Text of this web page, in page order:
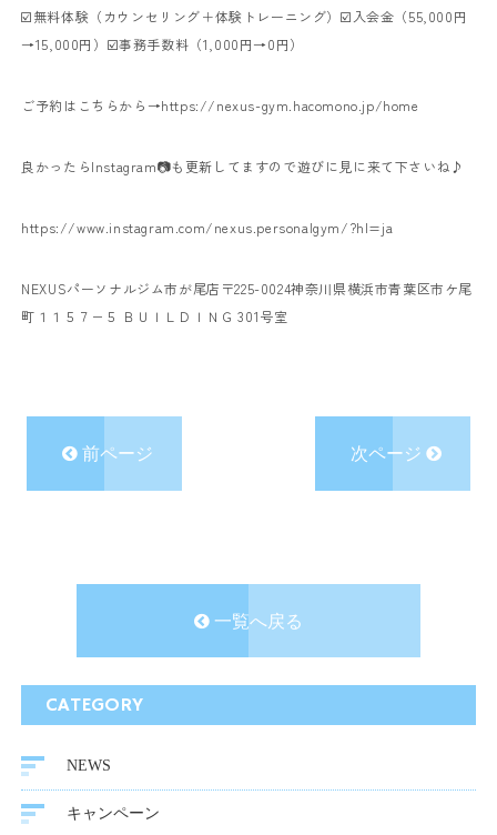
☑️無料体験（カウンセリング＋体験トレーニング） ☑️入会金（55,000円
→15,000円） ☑️事務手数料（1,000円→0円）
ご予約はこちらから →https://nexus-gym.hacomono.jp/home
良かったらInstagram📷も更新してますので遊びに見に来て下さいね♪
https://www.instagram.com/nexus.personalgym/?hl=ja
NEXUSパーソナルジム市が尾店 〒225-0024神奈川県横浜市青葉区市ケ尾
町１１５７−５ ＢＵＩＬＤＩＮＧ 301号室
前ページ 次ページ
一覧へ戻る
CATEGORY
NEWS
キャンペーン